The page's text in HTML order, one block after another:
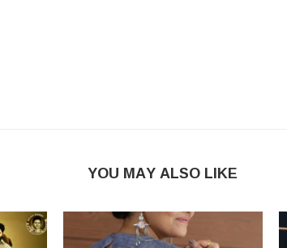
YOU MAY ALSO LIKE